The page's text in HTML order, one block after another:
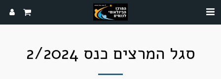
סגל המרצים כנס 2/2024